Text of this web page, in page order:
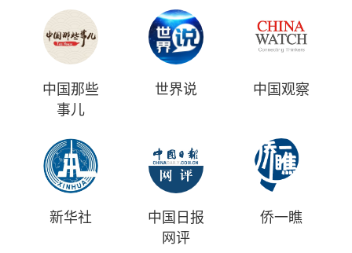
中国那些
事儿
世界说 中国观察
新华社
中国日报
网评
侨一瞧